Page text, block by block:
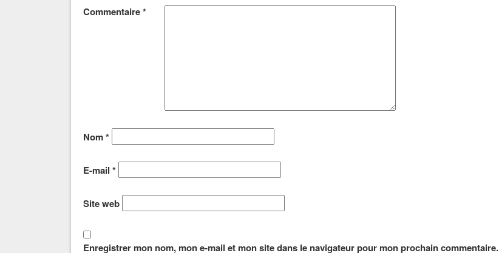
Commentaire*
Nom*
E-mail *
Site web
Enregistrer mon nom, mon e-mail et mon site dans le navigateur pour mon prochain commentaire.